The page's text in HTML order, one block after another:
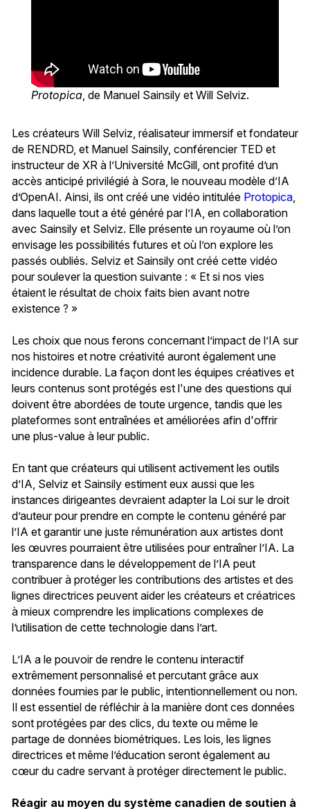
Protopica, de Manuel Sainsily et Will Selviz.
Les créateurs Will Selviz, réalisateur immersif et fondateur
de RENDRD, et Manuel Sainsily, conférencier TED et
instructeur de XR à l’Université McGill, ont profité d’un
accès anticipé privilégié à Sora, le nouveau modèle d’IA
d’OpenAI. Ainsi, ils ont créé une vidéo intitulée Protopica
dans laquelle tout a été généré par l’IA, en collaboration
avec Sainsily et Selviz. Elle présente un royaume où l’on
envisage les possibilités futures et où l’on explore les
passés oubliés. Selviz et Sainsily ont créé cette vidéo
pour soulever la question suivante : « Et si nos vies
étaient le résultat de choix faits bien avant notre
existence ? »
Les choix que nous ferons concernant l’impact de l’IA sur
nos histoires et notre créativité auront également une
incidence durable. La façon dont les équipes créatives et
leurs contenus sont protégés est l'une des questions qui
doivent être abordées de toute urgence, tandis que les
plateformes sont entraînées et améliorées afin d'offrir
une plus-value à leur public.
En tant que créateurs qui utilisent activement les outils
d’IA, Selviz et Sainsily estiment eux aussi que les
instances dirigeantes devraient adapter la Loi sur le droit
d’auteur pour prendre en compte le contenu généré par
l’IA et garantir une juste rémunération aux artistes dont
les œuvres pourraient être utilisées pour entraîner l’IA. La
transparence dans le développement de l’IA peut
contribuer à protéger les contributions des artistes et des
lignes directrices peuvent aider les créateurs et créatrices
à mieux comprendre les implications complexes de
l’utilisation de cette technologie dans l’art.
L’IA a le pouvoir de rendre le contenu interactif
extrêmement personnalisé et percutant grâce aux
données fournies par le public, intentionnellement ou non.
Il est essentiel de réfléchir à la manière dont ces données
sont protégées par des clics, du texte ou même le
partage de données biométriques. Les lois, les lignes
directrices et même l’éducation seront également au
cœur du cadre servant à protéger directement le public.
Réagir au moyen du système canadien de soutien à